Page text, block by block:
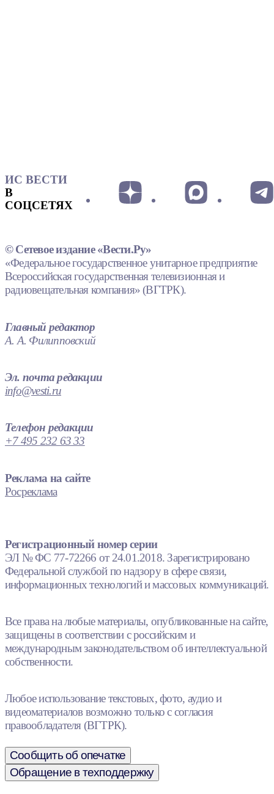
ИС ВЕСТИ
В
СОЦСЕТЯХ
© Сетевое издание «Вести.Ру»
«Федеральное государственное унитарное предприятие
Всероссийская государственная телевизионная и
радиовещательная компания» (ВГТРК).
Главный редактор
А. А. Филипповский
Эл. почта редакции
info@vesti.ru
Телефон редакции
+7 495 232 63 33
Реклама на сайте
Росреклама
Регистрационный номер серии
ЭЛ № ФС 77-72266 от 24.01.2018. Зарегистрировано
Федеральной службой по надзору в сфере связи,
информационных технологий и массовых коммуникаций.
Все права на любые материалы, опубликованные на сайте,
защищены в соответствии с российским и
международным законодательством об интеллектуальной
собственности.
Любое использование текстовых, фото, аудио и
видеоматериалов возможно только с согласия
правообладателя (ВГТРК).
Сообщить об опечатке
Обращение в техподдержку